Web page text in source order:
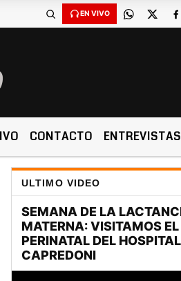
EN VIVO
CONTACTO ENTREVISTAS
ULTIMO VIDEO